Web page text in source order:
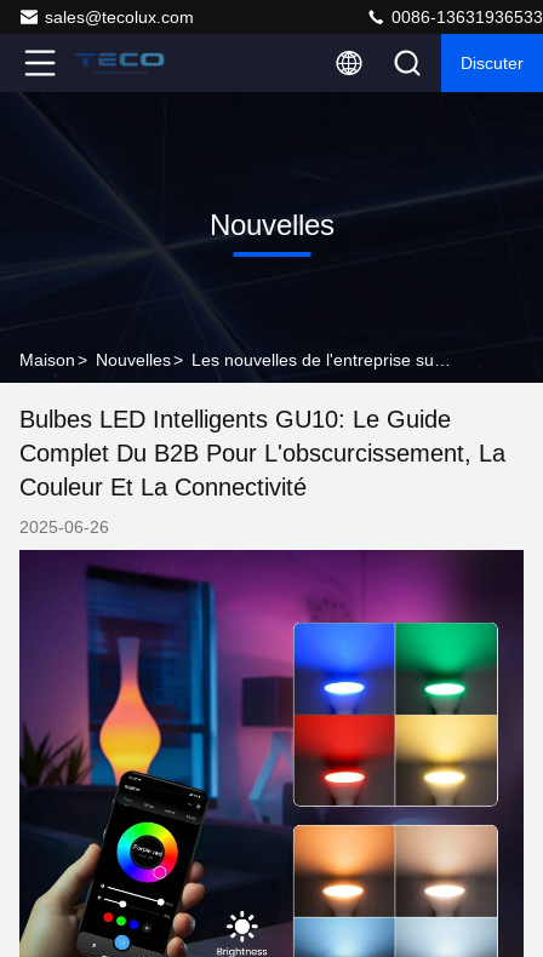
sales@tecolux.com 0086-13631936533
Discuter
Nouvelles
Maison> Nouvelles>
Bulbes LED Intelligents GU10: Le Guide
Complet Du B2B Pour L'obscurcissement, La
Couleur Et La Connectivité
2025-06-26